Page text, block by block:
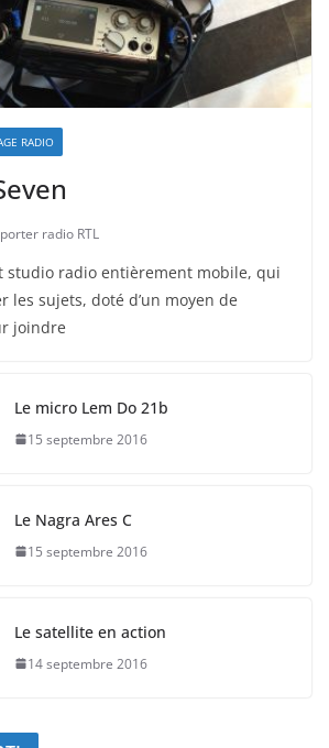
RADIO
radio RTL
studio radio entièrement mobile, qui
les sujets, doté d’un moyen de
joindre
Le micro Lem Do 21b
15 septembre 2016
Le Nagra Ares C
15 septembre 2016
Le satellite en action
14 septembre 2016